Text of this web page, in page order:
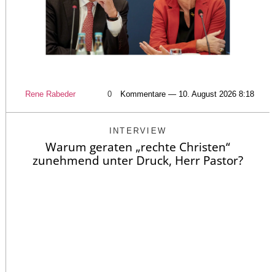
Rene Rabeder 0 Kommentare — 10. August 2026 8:18
INTERVIEW
Warum geraten „rechte Christen“
zunehmend unter Druck, Herr Pastor?